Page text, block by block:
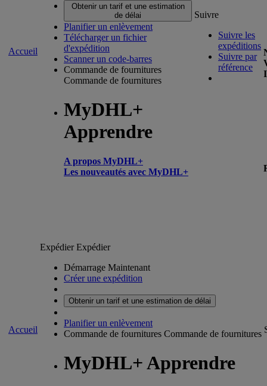
Accueil
Obtenir un tarif et une estimation
de délai
Planifier un enlèvement
Télécharger un fichier
d'expédition
Scanner un code-barres
Commande de fournitures
Commande de fournitures
MyDHL+
Apprendre
A propos MyDHL+
Les nouveautés avec MyDHL+
Suivre
Suivre les
expéditions
Suivre par
référence
Accueil
ExpédierExpédier
Démarrage Maintenant
Créer une expédition
Obtenir un tarif et une estimation de délai
Planifier un enlèvement
Commande de fournitures Commande de fournitures
MyDHL+ Apprendre